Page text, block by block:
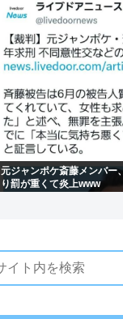
元ジャンポケ斎藤メンバー
り罰が重くて炎上www